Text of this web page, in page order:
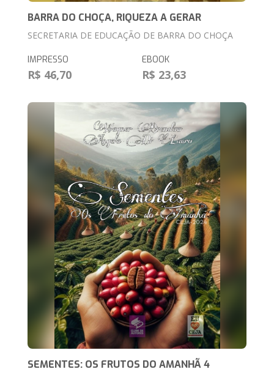
BARRA DO CHOÇA, RIQUEZA A GERAR
SECRETARIA DE EDUCAÇÃO DE BARRA DO CHOÇA
IMPRESSO
R$ 46,70
EBOOK
R$ 23,63
SEMENTES: OS FRUTOS DO AMANHÃ 4